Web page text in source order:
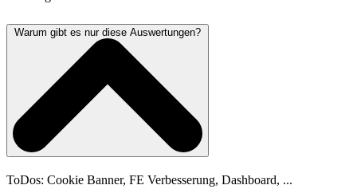
Warum gibt es nur diese Auswertungen?
ToDos: Cookie Banner, FE Verbesserung, Dashboard, ...